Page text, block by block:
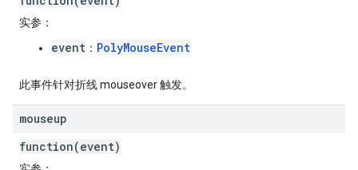
实参 ：
event ： PolyMouseEvent
此事件针对折线 mouseover 触发。
mouseup
function(event)